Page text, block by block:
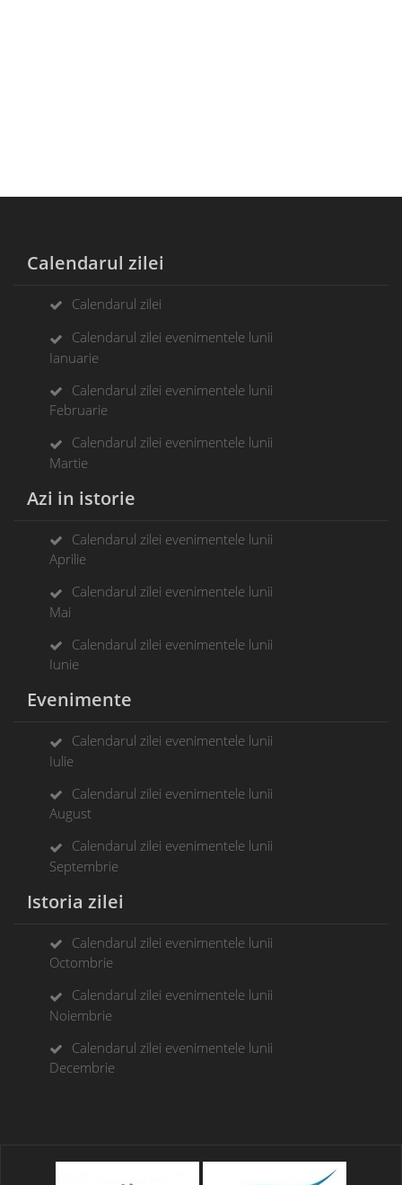
Calendarul zilei
Calendarul zilei
Calendarul zilei evenimentele lunii
Ianuarie
Calendarul zilei evenimentele lunii
Februarie
Calendarul zilei evenimentele lunii
Martie
Azi in istorie
Calendarul zilei evenimentele lunii
Aprilie
Calendarul zilei evenimentele lunii
Mai
Calendarul zilei evenimentele lunii
Iunie
Evenimente
Calendarul zilei evenimentele lunii
Iulie
Calendarul zilei evenimentele lunii
August
Calendarul zilei evenimentele lunii
Septembrie
Istoria zilei
Calendarul zilei evenimentele lunii
Octombrie
Calendarul zilei evenimentele lunii
Noiembrie
Calendarul zilei evenimentele lunii
Decembrie